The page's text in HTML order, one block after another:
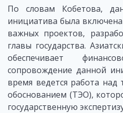
По словам Кобетова,
инициатива была включена
важных проектов,
главы государства.
обеспечивает
сопровождение данной
время ведется работа над
обоснованием (ТЭО),
государственную